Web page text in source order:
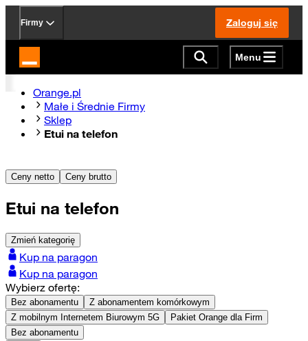
Firmy Zaloguj się
Strona główna Orange.pl Menu
Orange.pl
Małe i Średnie Firmy
Sklep
Etui na telefon
Ceny netto Ceny brutto
Etui na telefon
Zmień kategorię
Kup na paragon
Kup na paragon
Wybierz ofertę:
Bez abonamentu
Z abonamentem komórkowym
Z mobilnym Internetem Biurowym 5G
Pakiet Orange dla Firm
Bez abonamentu